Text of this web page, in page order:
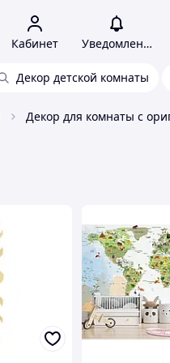
Кабинет Уведомления
Декор детской комнаты